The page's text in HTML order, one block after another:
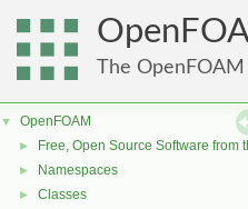
The
▼ OpenFOAM
► Free, Open Source Software from
► Namespaces
► Classes